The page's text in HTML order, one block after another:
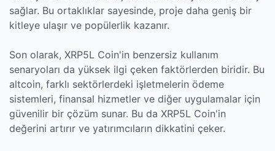
sağlar. Bu ortaklıklar sayesinde, proje daha geniş bir
kitleye ulaşır ve popülerlik kazanır.
Son olarak, XRP5L Coin'in benzersiz kullanım
senaryoları da yüksek ilgi çeken faktörlerden biridir. Bu
altcoin, farklı sektörlerdeki işletmelerin ödeme
sistemleri, finansal hizmetler ve diğer uygulamalar için
güvenilir bir çözüm sunar. Bu da XRP5L Coin'in
değerini artırır ve yatırımcıların dikkatini çeker.